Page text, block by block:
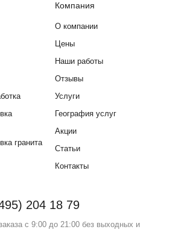
204 18 79
с 9:00 до 21:00 без выходных и
гранита
Компания
О компании
Цены
Наши работы
Отзывы
Услуги
География услуг
Акции
Статьи
Контакты